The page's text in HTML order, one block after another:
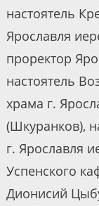
настоятель
Ярославля
проректор
настоятель
храма г.
(Шкуранков),
г. Ярославля
Успенского
Дионисий